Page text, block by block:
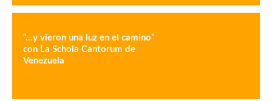
“…y vieron una luz en el camino”
con La Schola Cantorum de
Venezuela